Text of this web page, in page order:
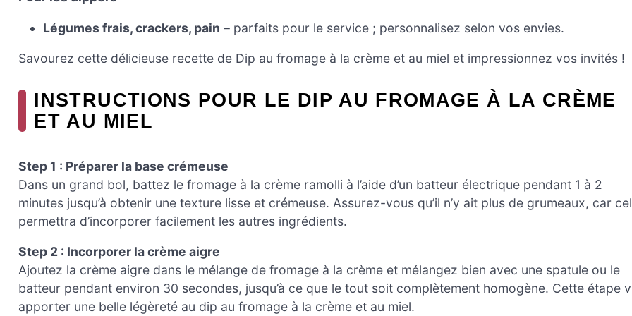
Légumes frais, crackers, pain – parfaits pour le service ; personnalisez selon vos envies.
Savourez cette délicieuse recette de Dip au fromage à la crème et au miel et impressionnez vos invités !
INSTRUCTIONS POUR LE DIP AU FROMAGE À LA CRÈME
ET AU MIEL
Step 1 : Préparer la base crémeuse
Dans un grand bol, battez le fromage à la crème ramolli à l’aide d’un batteur électrique pendant 1 à 2
minutes jusqu’à obtenir une texture lisse et crémeuse. Assurez-vous qu’il n’y ait plus de grumeaux, car
permettra d’incorporer facilement les autres ingrédients.
Step 2 : Incorporer la crème aigre
Ajoutez la crème aigre dans le mélange de fromage à la crème et mélangez bien avec une spatule ou le
batteur pendant environ 30 secondes, jusqu’à ce que le tout soit complètement homogène. Cette étape
apporter une belle légèreté au dip au fromage à la crème et au miel.